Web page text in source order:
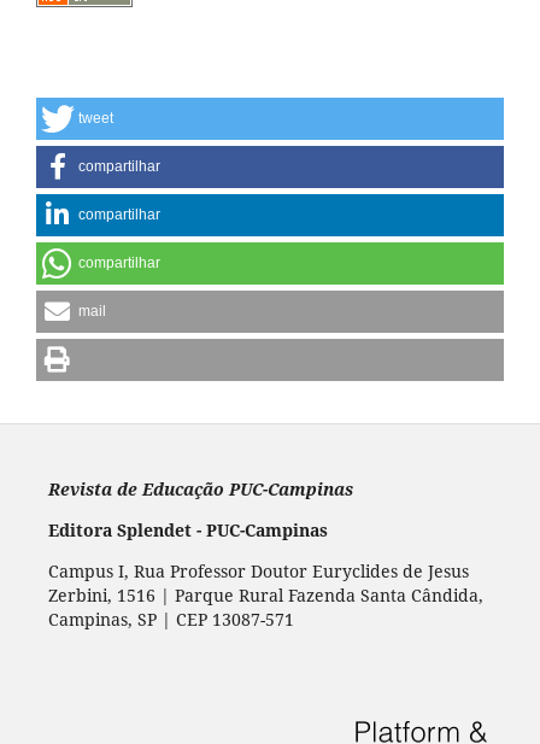
tweet
compartilhar
compartilhar
compartilhar
mail
Revista de Educação PUC-Campinas
Editora Splendet - PUC-Campinas
Campus I, Rua Professor Doutor Euryclides de Jesus
Zerbini, 1516 | Parque Rural Fazenda Santa Cândida,
Campinas, SP | CEP 13087-571